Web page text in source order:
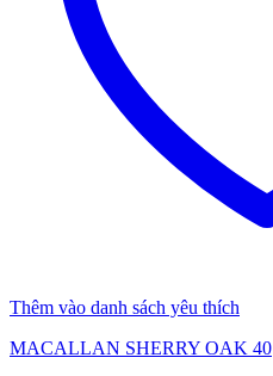
Thêm vào danh sách yêu thích
MACALLAN SHERRY OAK 40